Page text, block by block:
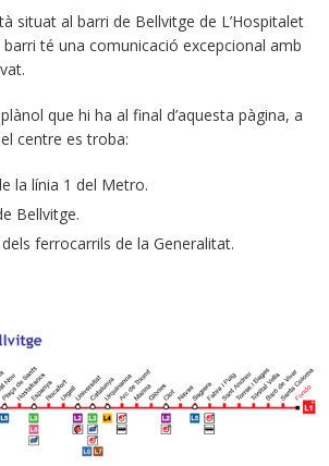
situat al barri de Bellvitge de L’Hospitalet
té una comunicació excepcional amb
que hi ha al final d’aquesta pàgina, a
centre es troba:
la línia 1 del Metro.
Bellvitge.
ferrocarrils de la Generalitat.